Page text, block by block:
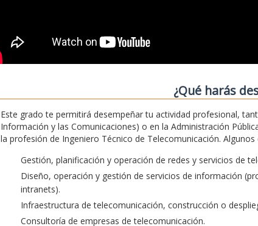
¿Qué harás
Este grado te permitirá desempeñar tu actividad profesional,
Información y las Comunicaciones) o en la Administración
la profesión de Ingeniero Técnico de Telecomunicación.
Gestión, planificación y operación de redes y servicios de
Diseño, operación y gestión de servicios de información
intranets).
Infraestructura de telecomunicación, construcción o
Consultoría de empresas de telecomunicación.